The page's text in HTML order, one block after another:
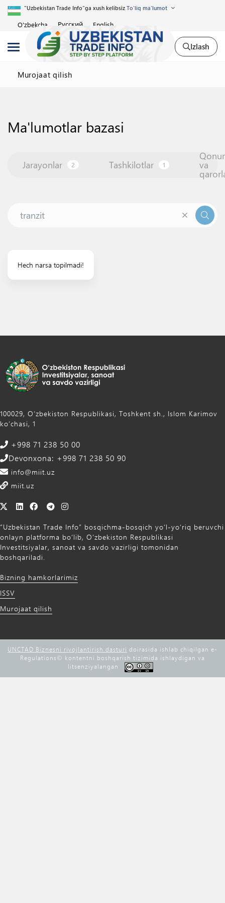
"Uzbekistan Trade Info"ga xush kelibsiz To'liq ma'lumot
O'zbekcha Русский English
Izlash
Murojaat qilish
Ma'lumotlar bazasi
Jarayonlar 2 Tashkilotlar 1 va
Hech narsa topilmadi!
100029, Oʻzbekiston Respublikasi, Toshkent sh., Islom Karimov
ko‘chasi, 1
+998 71 238 50 00
Devonxona: +998 71 238 50 90
info@miit.uz
miit.uz
“Uzbekistan Trade Info” bosqichma-bosqich yo‘l-yo‘riq beruvchi
onlayn platforma bo‘lib, O‘zbekiston Respublikasi
Investitsiyalar, sanoat va savdo vazirligi tomonidan
boshqariladi.
Bizning hamkorlarimiz
ISSV
Murojaat qilish
UNCTAD Biznesni rivojlantirish dasturi doirasida ishlab chiqilgan e-
Regulations©️ kontentni boshqarish tizimida ishlaydigan va
litsenziyalangan